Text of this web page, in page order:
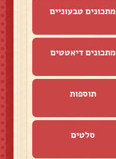
מתכונים טבעוניים
מתכונים דיאטטים
תוספות
סלטים